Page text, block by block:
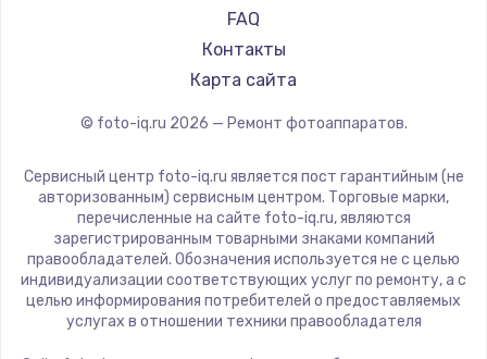
FAQ
Контакты
Карта сайта
© foto-iq.ru 2026 — Ремонт фотоаппаратов.
Сервисный центр foto-iq.ru является пост гарантийным (не
авторизованным) сервисным центром. Торговые марки,
перечисленные на сайте foto-iq.ru, являются
зарегистрированным товарными знаками компаний
правообладателей. Обозначения используется не с целью
индивидуализации соответствующих услуг по ремонту, а с
целью информирования потребителей о предоставляемых
услугах в отношении техники правообладателя